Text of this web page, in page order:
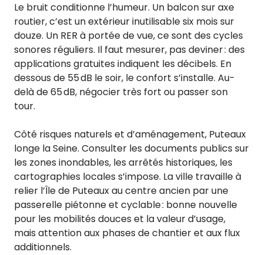
Le bruit conditionne l’humeur. Un balcon sur axe
routier, c’est un extérieur inutilisable six mois sur
douze. Un RER à portée de vue, ce sont des cycles
sonores réguliers. Il faut mesurer, pas deviner : des
applications gratuites indiquent les décibels. En
dessous de 55 dB le soir, le confort s’installe. Au-
delà de 65 dB, négocier très fort ou passer son
tour.
Côté risques naturels et d’aménagement, Puteaux
longe la Seine. Consulter les documents publics sur
les zones inondables, les arrêtés historiques, les
cartographies locales s’impose. La ville travaille à
relier l’Île de Puteaux au centre ancien par une
passerelle piétonne et cyclable : bonne nouvelle
pour les mobilités douces et la valeur d’usage,
mais attention aux phases de chantier et aux flux
additionnels.